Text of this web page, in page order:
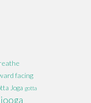
facing
Joga gotta
jooga